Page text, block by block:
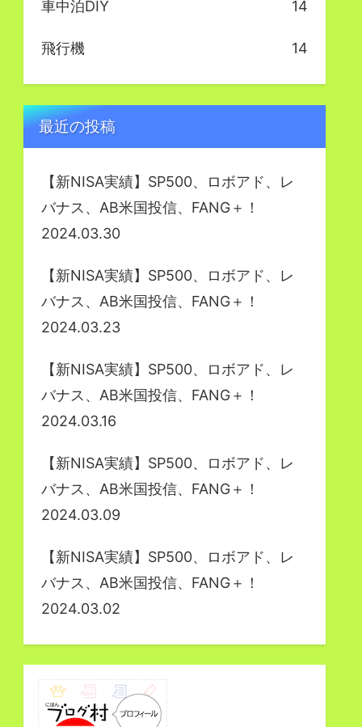
車中泊DIY 14
飛行機 14
最近の投稿
【新NISA実績】SP500、ロボアド、レ
バナス、AB米国投信、FANG＋！
2024.03.30
【新NISA実績】SP500、ロボアド、レ
バナス、AB米国投信、FANG＋！
2024.03.23
【新NISA実績】SP500、ロボアド、レ
バナス、AB米国投信、FANG＋！
2024.03.16
【新NISA実績】SP500、ロボアド、レ
バナス、AB米国投信、FANG＋！
2024.03.09
【新NISA実績】SP500、ロボアド、レ
バナス、AB米国投信、FANG＋！
2024.03.02